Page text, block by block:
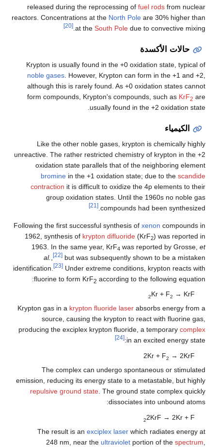
released during the reprocessing of fuel rods from nuclear
reactors. Concentrations at the North Pole are 30% higher than
at the South Pole due to convective mixing.
[20]
حالات الأكسدة
Krypton is usually found in the +0 oxidation state, typical of
noble gases . However, Krypton can form in the +1 and +2,
although this is rarely found. As +0 oxidation states cannot
form compounds, Krypton's compounds, such as KrF2 are
usually found in the +2 oxidation state.
الكيمياء
Like the other noble gases, krypton is chemically highly
unreactive. The rather restricted chemistry of krypton in the +2
oxidation state parallels that of the neighboring element
bromine in the +1 oxidation state; due to the scandide
contraction it is difficult to oxidize the 4p elements to their
group oxidation states. Until the 1960s no noble gas
compounds had been synthesized.
[21]
Following the first successful synthesis of xenon compounds in
1962, synthesis of krypton difluoride (KrF2) was reported in
1963. In the same year, KrF4 was reported by Grosse, et
al.
[22] but was subsequently shown to be a mistaken
identification.
[23] Under extreme conditions, krypton reacts with
fluorine to form KrF2 according to the following equation:
Kr + F2 → KrF
2
Krypton gas in a krypton fluoride laser absorbs energy from a
source, causing the krypton to react with fluorine gas,
producing the exciplex krypton fluoride, a temporary complex
in an excited energy state:
[24]
2Kr + F2
→ 2KrF
The complex can undergo spontaneous or stimulated
emission, reducing its energy state to a metastable, but highly
repulsive ground state. The ground state complex quickly
dissociates into unbound atoms:
2KrF → 2Kr + F
2
The result is an exciplex laser which radiates energy at
248 nm, near the ultraviolet portion of the spectrum,